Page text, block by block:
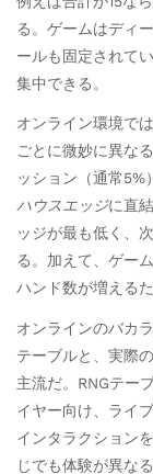
る。ゲームはディ
ールも固定されて
集中できる。
オンライン環境で
ごとに微妙に異な
ッション（通常5%
ハウスエッジに直
ッジが最も低く、
る。加えて、ゲー
ハンド数が増える
オンラインのバカ
テーブルと、実際
主流だ。RNGテー
イヤー向け、ライ
インタラクション
じでも体験が異な